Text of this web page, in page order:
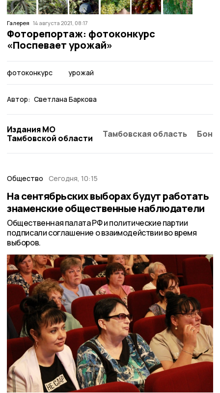
Галерея 14 августа 2021, 08:17
Фоторепортаж: фотоконкурс
«Поспевает урожай»
фотоконкурс урожай
Автор: Светлана Баркова
Издания МО
Тамбовской области
Тамбовская область
Общество Сегодня, 10:15
На сентябрьских выборах будут работать
знаменские общественные наблюдатели
Общественная палата РФ и политические партии
подписали соглашение о взаимодействии во время
выборов.